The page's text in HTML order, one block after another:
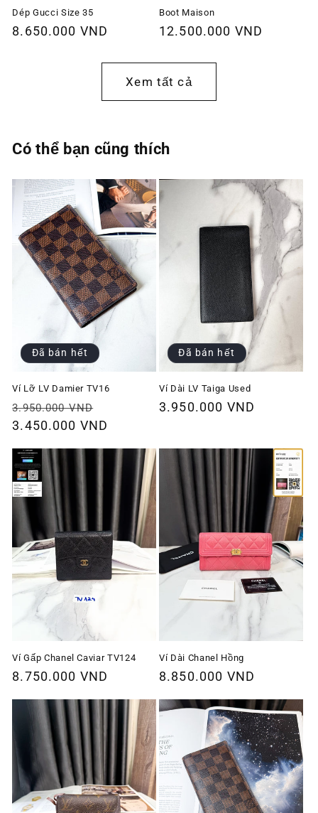
Dép Gucci Size 35
Giá
8.650.000 VND
Boot Maison
Giá
thường
12.500.000 VND
Xem tất cả
Có thể bạn cũng thích
Đã bán hết
Ví Lỡ LV Damier TV16
Giá
thông
3.950.000 VND
ưu
3.450.000 VND
Đã bán hết
Ví Dài LV Taiga Used
Giá
3.950.000 VND
Ví Gấp Chanel Caviar TV124
Giá
thường
8.750.000 VND
Ví Dài Chanel Hồng
Giá
thường
8.850.000 VND